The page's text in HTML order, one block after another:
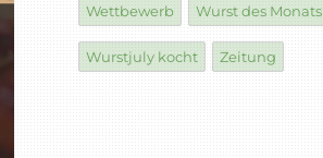
Wettbewerb Wurst des Monats
Wurstjuly kocht Zeitung